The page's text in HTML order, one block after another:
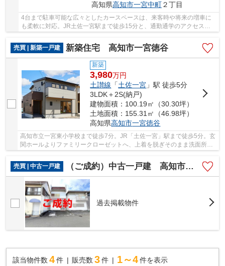
高知県高知市一宮中町２丁目
4台まで駐車可能な広々としたカースペースは、来客時や将来の増車に
も柔軟に対応。JR土佐一宮駅まで徒歩15分と、通勤通学のアクセスも
売買 | 新築一戸建
新築住宅 高知市一宮徳谷
新築
3,980万円
土讃線 「土佐一宮 」駅 徒歩5分
3LDK＋2S(納戸)
建物面積：100.19㎡（30.30坪）
土地面積：155.31㎡（46.98坪）
高知県高知市一宮徳谷
高知市立一宮東小学校まで徒歩7分。JR「土佐一宮」駅まで徒歩5分。玄
関ホールよりファミリークローゼットへ、上着を脱ぎそのまま洗面所で
手洗いが出来る間取りです。洗面室からキッチ...
売買 | 中古一戸建
（ご成約）中古一戸建 高知市一宮中町３丁目
過去掲載物件
該当物件数 4件 販売数 3 件 1～4 件を表示